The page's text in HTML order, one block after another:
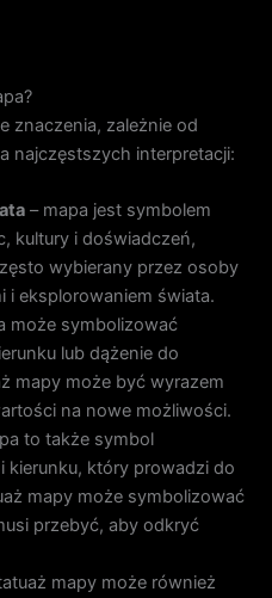
znaczenia, zależnie od
najczęstszych interpretacji:
– mapa jest symbolem
kultury i doświadczeń,
wybierany przez osoby
i eksplorowaniem świata.
może symbolizować
lub dążenie do
mapy może być wyrazem
na nowe możliwości.
to także symbol
kierunku, który prowadzi do
mapy może symbolizować
przebyć, aby odkryć
mapy może również